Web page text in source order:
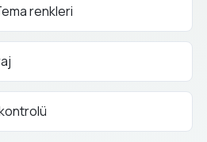
renkleri
kontrolü